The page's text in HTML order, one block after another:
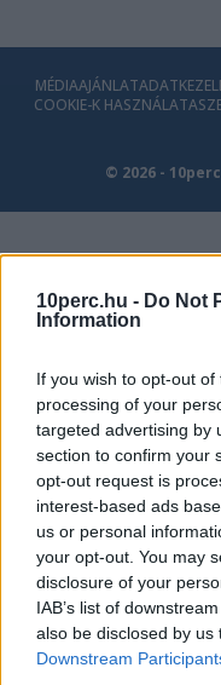
10perc.hu - Do Not
Information
If you wish to opt-out
processing of your
targeted advertising by
section to confirm your
opt-out request is
interest-based ads
us or personal
your opt-out. You may
disclosure of your
IAB’s list of
also be disclosed by
Downstream
MÉDIAAJÁNLAT
COOKIE-K HASZNÁLATA
© 2026 -